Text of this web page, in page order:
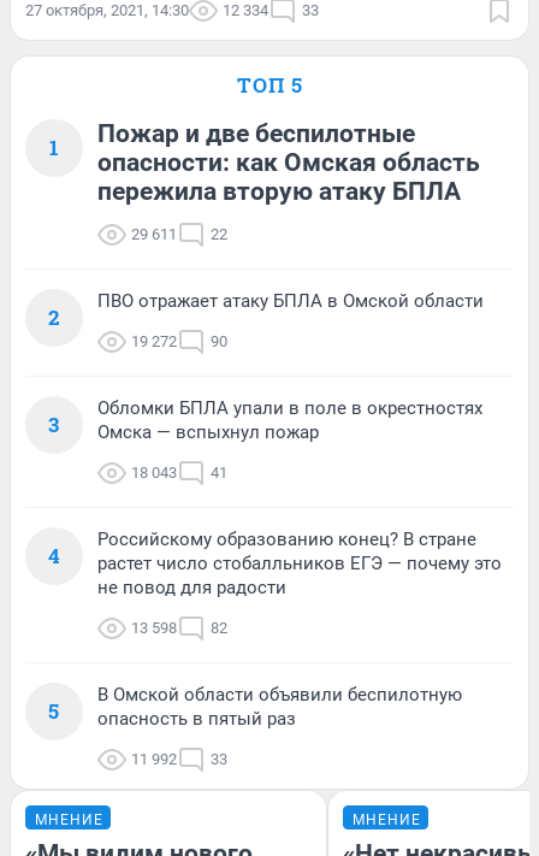
27 октября, 2021, 14:30 12 334 33
ТОП 5
1
Пожар и две беспилотные
опасности: как Омская область
пережила вторую атаку БПЛА
29 611 22
2
ПВО отражает атаку БПЛА в Омской области
19 272 90
3
Обломки БПЛА упали в поле в окрестностях
Омска — вспыхнул пожар
18 043 41
4
Российскому образованию конец? В стране
растет число стобалльников ЕГЭ — почему это
не повод для радости
13 598 82
5
В Омской области объявили беспилотную
опасность в пятый раз
11 992 33
МНЕНИЕ МНЕНИЕ